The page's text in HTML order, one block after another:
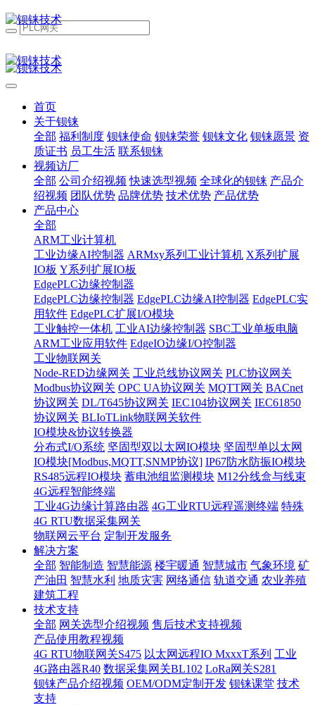
首页
关于钡铼
全部 福利制度 钡铼使命 钡铼荣誉 钡铼文化 钡铼愿景 资
质证书 员工生活 联系钡铼
视频访厂
全部 公司介绍视频 快速选型视频 全球化的钡铼 产品介
绍视频 团队优势 品牌优势 技术优势 产品优势
产品中心
全部
ARM工业计算机
工业边缘AI控制器 ARMxy系列工业计算机 X系列扩展
IO板 Y系列扩展IO板
EdgePLC边缘控制器
EdgePLC边缘控制器 EdgePLC边缘AI控制器 EdgePLC实
用软件 EdgePLC扩展I/O模块
工业触控一体机 工业AI边缘控制器 SBC工业单板电脑
ARM工业应用软件 EdgeIO边缘I/O控制器
工业物联网关
Node-RED边缘网关 工业总线协议网关 PLC协议网关
Modbus协议网关 OPC UA协议网关 MQTT网关 BACnet
协议网关 DL/T645协议网关 IEC104协议网关 IEC61850
协议网关 BLIoTLink物联网关软件
IO模块&协议转换器
分布式I/O系统 坚固型双以太网IO模块 坚固型单以太网
IO模块[Modbus,MQTT,SNMP协议] IP67防水防振IO模块
RS485远程IO模块 蓄电池组监测模块 M12分线盒与线束
4G远程智能终端
工业4G边缘计算路由器 4G工业RTU远程遥测终端 特殊
4G RTU数据采集网关
物联网云平台 定制开发服务
解决方案
全部 智能制造 智慧能源 楼宇暖通 智慧城市 气象环境 矿
产油田 智慧水利 地质灾害 网络通信 轨道交通 农业养殖
建筑工程
技术支持
全部 网关选型介绍视频 售后技术支持视频
产品使用教程视频
4G RTU物联网关S475 以太网远程IO MxxxT系列 工业
4G路由器R40 数据采集网关BL102 LoRa网关S281
钡铼产品介绍视频 OEM/ODM定制开发 钡铼课堂 技术
支持